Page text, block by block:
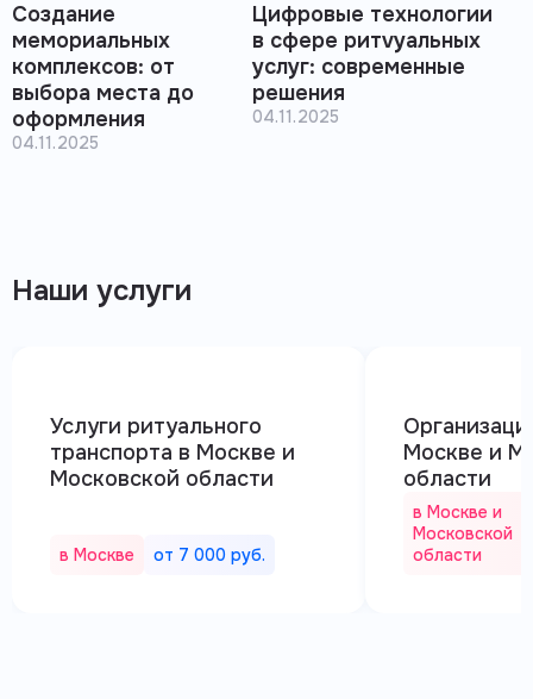
Создание
мемориальных
комплексов: от
выбора места до
оформления
04.11.2025
Цифровые технологии
в сфере ритvуальных
услуг: современные
решения
04.11.2025
Наши услуги
Услуги ритуального
транспорта в Москве и
Московской области
в Москве от 7 000 руб.
Москве и
области
в Москве и
Московской
области